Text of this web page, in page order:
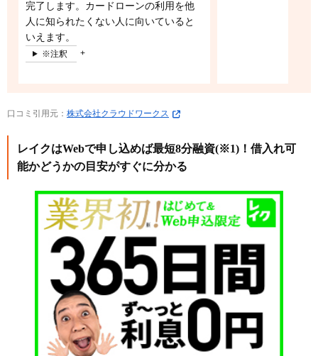
完了します。カードローンの利用を他
人に知られたくない人に向いていると
いえます。
※注釈
口コミ引用元： 株式会社クラウドワークス
レイクはWebで申し込めば最短8分融資(※1)！借入れ可
能かどうかの目安がすぐに分かる